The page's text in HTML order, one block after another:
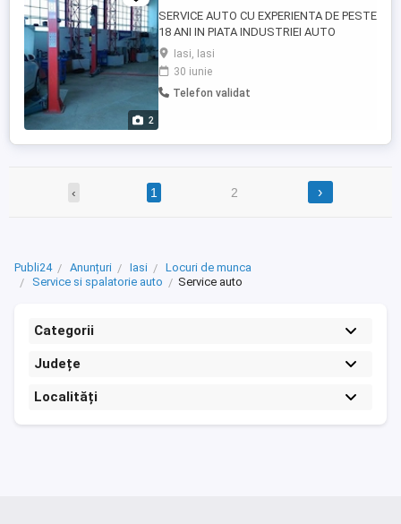
2
SERVICE AUTO CU EXPERIENTA DE PESTE
18 ANI IN PIATA INDUSTRIEI AUTO
Cautam un coleg pe post de mecanic auto
multimarca , program 8 ore de luni pana
vineri, salar in functie si de abilitati si
experienta . Se lucreaza in conditii
Iasi, Iasi
30 iunie
Telefon validat
‹ 1 2 ›
Publi24 Anunțuri Iasi
Locuri de munca
Service si spalatorie auto
Service auto
Categorii
Județe
Localități